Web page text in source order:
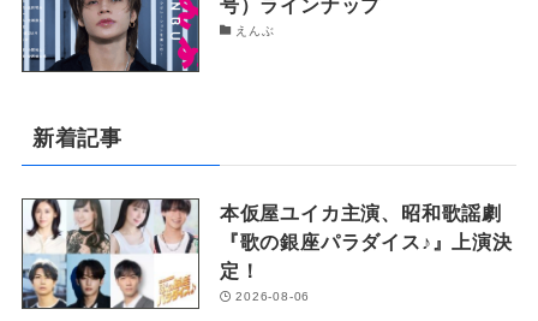
号）ラインナップ
えんぶ
新着記事
本仮屋ユイカ主演、昭和歌謡劇
『歌の銀座パラダイス♪』上演決
定！
2026-08-06